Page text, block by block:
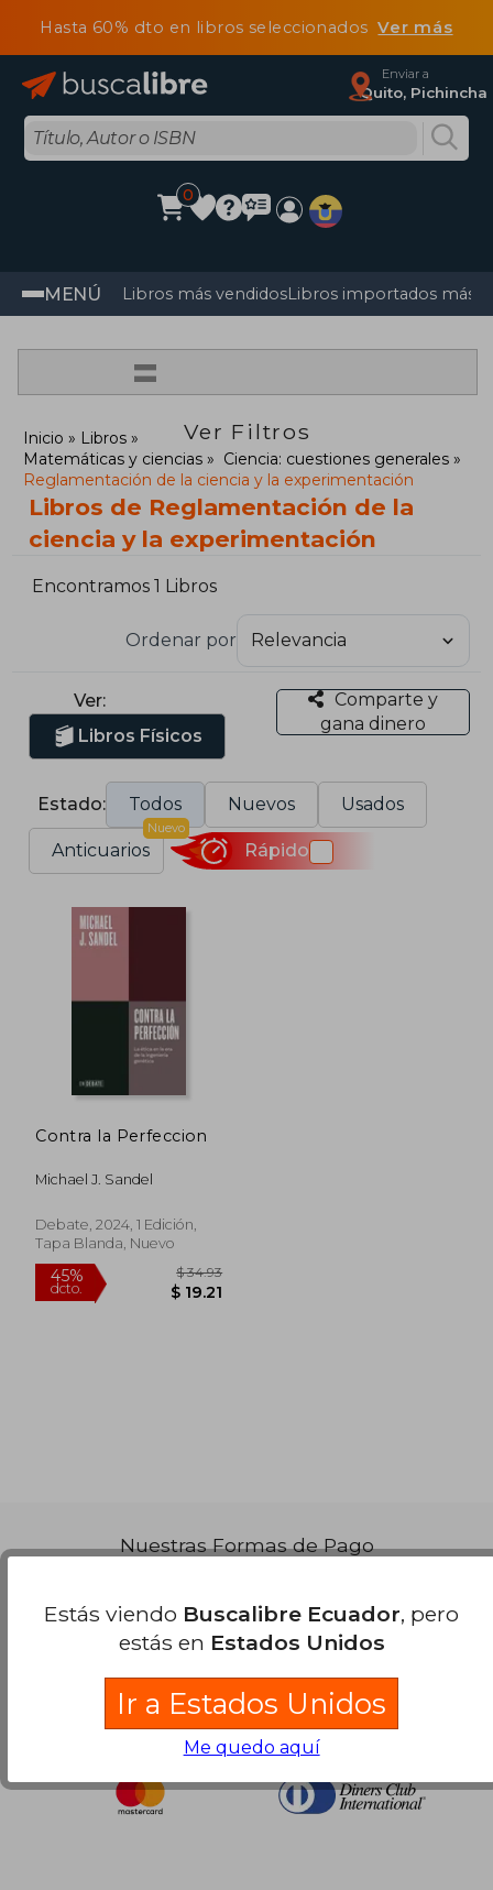
Hasta 60% dto en libros seleccionadosVer más
Enviar a
Quito, Pichincha
0
MENÚ Libros más vendidosLibros importados más
=
Ver Filtros
Inicio
Libros
Matemáticas y ciencias
Ciencia: cuestiones generales
Reglamentación de la ciencia y la experimentación
Libros de Reglamentación de la
ciencia y la experimentación
Encontramos 1 Libros
Ordenar por
Ver:
Libros Físicos
Comparte y
gana dinero
Estado: Todos Nuevos Usados
Anticuarios
Nuevo
Rápido
Contra la Perfeccion
Michael J. Sandel
Debate, 2024, 1 Edición,
Tapa Blanda, Nuevo
Nuestras Formas de Pago
Estás viendo Buscalibre Ecuador, pero
estás en Estados Unidos
Ir a Estados Unidos
Me quedo aquí